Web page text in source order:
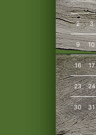
2 3
9 10
16 17
23 24
30 31